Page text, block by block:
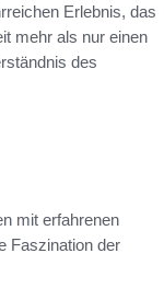
Erlebnis, das
mehr als nur einen
des
mit erfahrenen
Faszination der